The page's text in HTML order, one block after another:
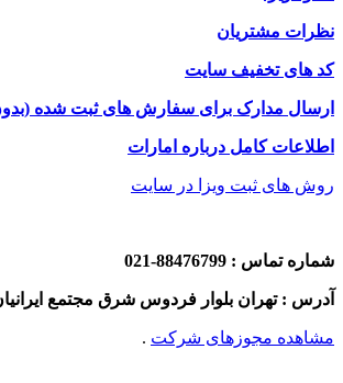
نظرات مشتریان
کد های تخفیف سایت
ارسال مدارک برای سفارش های ثبت شده
اطلاعات کامل درباره امارات
روش های ثبت ویزا در سایت
شماره تماس : 88476799-021
آدرس : تهران بلوار فردوس شرق مجتمع ایرانیان
مشاهده مجوزهای شرکت .